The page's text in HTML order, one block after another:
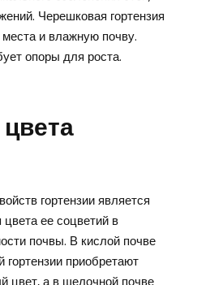
Черешковая гортензия
и влажную почву.
опоры для роста.
гортензии является
ее соцветий в
почвы. В кислой почве
гортензии приобретают
цвет, а в щелочной почве